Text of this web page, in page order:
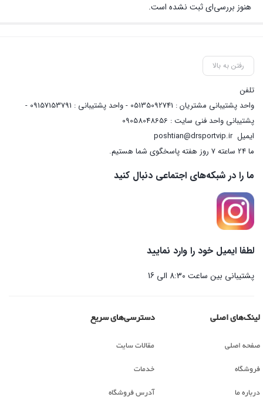
هنوز بررسی‌ای ثبت نشده است.
رفتن به بالا
تلفن
واحد پشتیبانی مشتریان : 05135092741 - واحد پشتیبانی : 09157153791 -
پشتیبانی واحد فنی سایت : 09058048656
ایمیلposhtian@drsportvip.ir
ما 24 ساعته 7 روز هفته پاسخگوی شما هستیم.
ما را در شبکه‌های اجتماعی دنبال کنید
لطفا ایمیل خود را وارد نمایید
پشتیبانی بین ساعت 8:30 الی 16
لینک‌های اصلی
صفحه اصلی
فروشگاه
درباره ما
دسترسی‌های سریع
مقالات سایت
خدمات
آدرس فروشگاه